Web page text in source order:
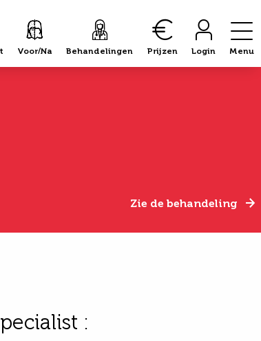
Voor/Na Behandelingen Prijzen Login Menu
Zie de behandeling
: